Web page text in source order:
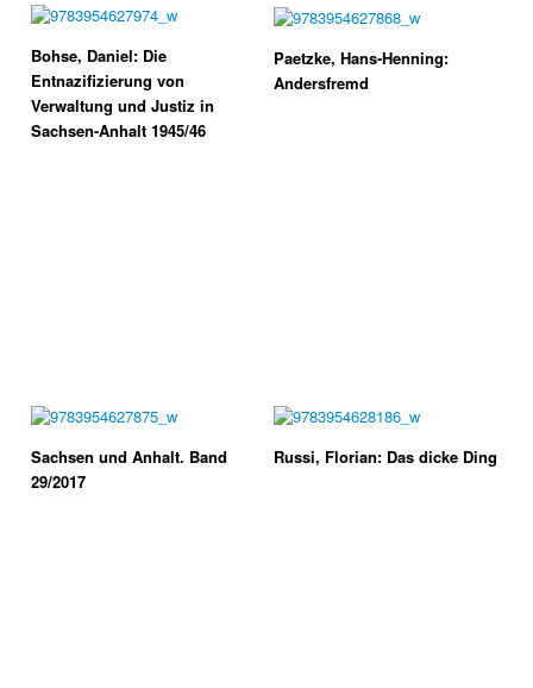
Bohse, Daniel: Die
Entnazifizierung von
Verwaltung und Justiz in
Sachsen-Anhalt 1945/46
Paetzke, Hans-Henning:
Andersfremd
Sachsen und Anhalt. Band
29/2017
Russi, Florian: Das dicke Ding